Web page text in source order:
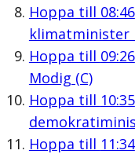
Hoppa till 08:46
klimatminister
Hoppa till 09:26
Modig (C)
Hoppa till 10:35
Hoppa till 11:34